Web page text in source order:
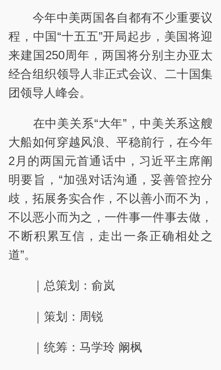
今年中美两国各自都有不少重要议
程，中国“十五五”开局起步，美国将迎
来建国250周年，两国将分别主办亚太
经合组织领导人非正式会议、二十国集
团领导人峰会。
在中美关系“大年”，中美关系这艘
大船如何穿越风浪、平稳前行，在今年
2月的两国元首通话中，习近平主席阐
明要旨，“加强对话沟通，妥善管控分
歧，拓展务实合作，不以善小而不为，
不以恶小而为之，一件事一件事去做，
不断积累互信，走出一条正确相处之
道”。
｜总策划：俞岚
｜策划：周锐
｜统筹：马学玲 阚枫